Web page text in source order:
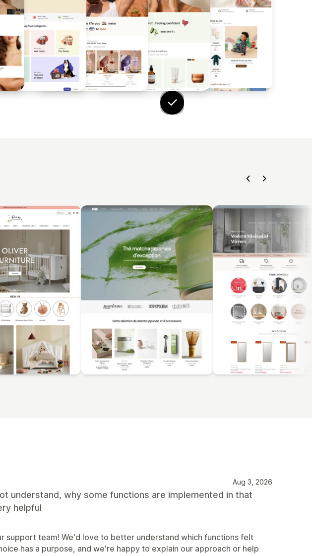
Aug 3, 2026
understand, why some functions are implemented in that
helpful
support team! We'd love to better understand which functions felt
has a purpose, and we're happy to explain our approach or help